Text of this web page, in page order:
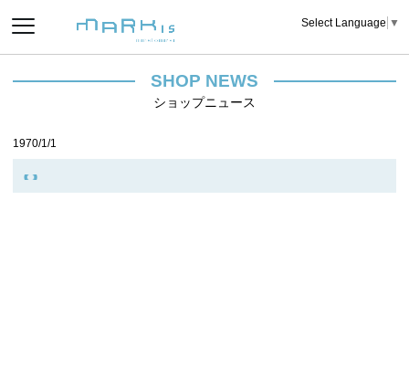
Select Language ▼
SHOP NEWS
ショップニュース
1970/1/1